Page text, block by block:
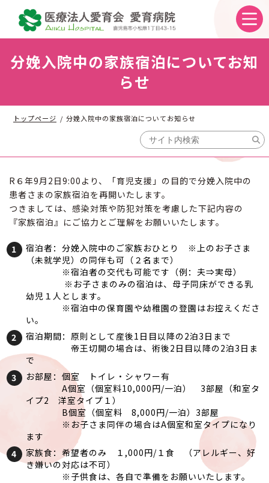
ン
ー
分娩入院中の家族宿泊についてお知
らせ
トップページ 分娩入院中の家族宿泊についてお知らせ
R６年9月2日9:00より、「育児支援」の目的で分娩入院中の
患者さまの家族宿泊を再開いたします。
つきましては、感染対策や防犯対策を考慮した下記内容の
『家族宿泊』にご協力とご理解をお願いいたします。
宿泊者：分娩入院中のご家族おひとり ※上のお子さま
（未就学児）の同伴も可（２名まで）
※宿泊者の交代も可能です（例：夫⇒実母）
※お子さまのみの宿泊は、母子同床ができる乳
幼児１人とします。
※宿泊中の保育園や幼稚園の登園はお控えくださ
い。
宿泊期間：原則として産後1日目以降の2泊3日まで
帝王切開の場合は、術後2日目以降の2泊3日ま
で
お部屋：個室 トイレ・シャワー有
A個室（個室料10,000円/一泊） 3部屋（和室タ
イプ2 洋室タイプ１）
B個室（個室料 8,000円/一泊）3部屋
※お子さま同伴の場合はA個室和室タイプになり
ます
家族食：希望者のみ １,000円/１食 （アレルギー、好
き嫌いの対応は不可）
※子供食は、各自で準備をお願いいたします。